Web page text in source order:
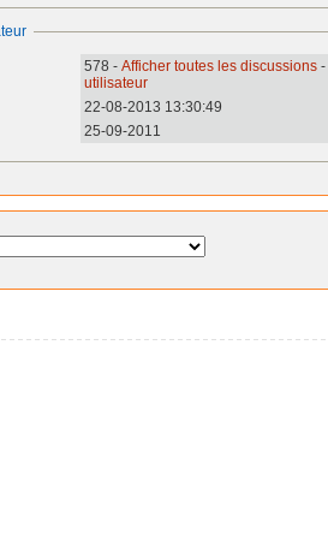
578 - Afficher toutes les discussions -
utilisateur
22-08-2013 13:30:49
25-09-2011